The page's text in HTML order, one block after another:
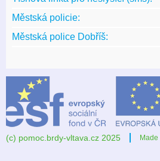
Městská policie:
Městská police Dobříš:
(c) pomoc.brdy-vltava.cz 2025 Made